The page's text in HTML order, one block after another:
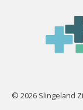
© 2026 Slingeland